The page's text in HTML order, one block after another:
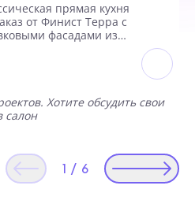
прямая кухня
от Финист Терра с
фасадами из
Хотите обсудить свои
салон
1 / 6